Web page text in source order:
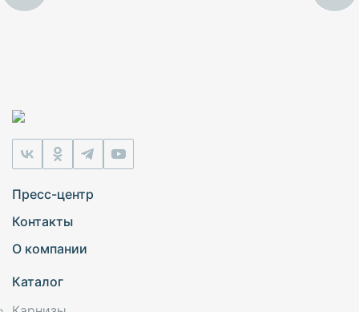
Пресс-центр
Контакты
О компании
Каталог